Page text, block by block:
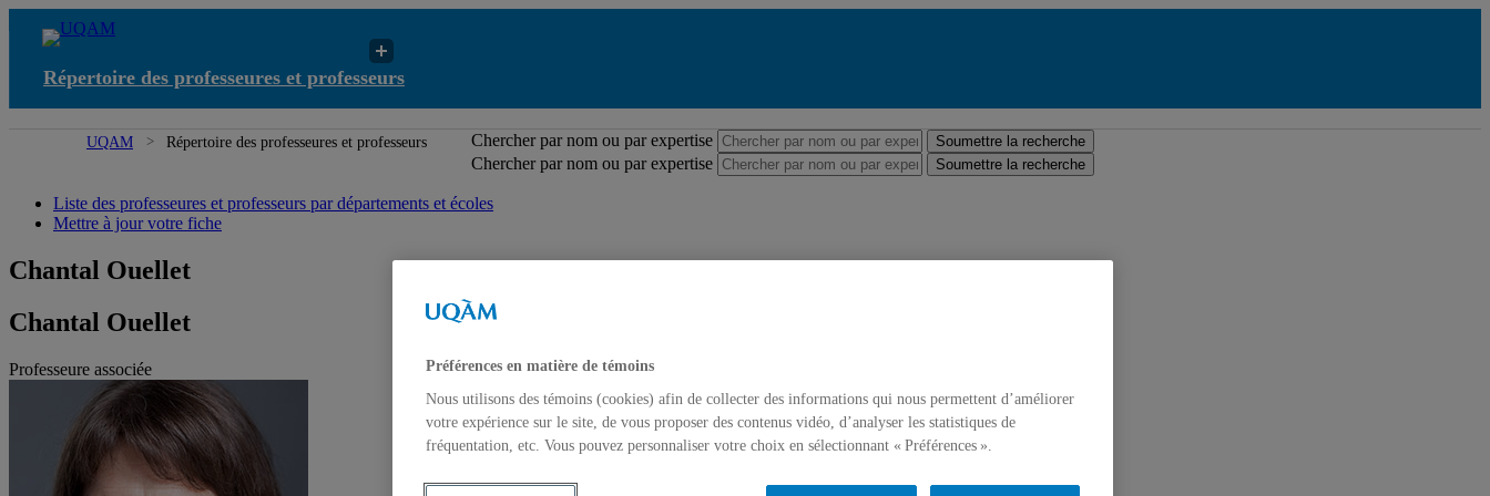
Répertoire des professeures et professeurs
UQAM Répertoire des professeures et professeurs
Chercher par nom ou par expertise
Soumettre la recherche
Chercher par nom ou par expertise Soumettre la recherche
Liste des professeures et professeurs par départements et écoles
Mettre à jour votre fiche
Chantal Ouellet
Chantal Ouellet
Professeure associée
Préférences en matière de témoins
Nous utilisons des témoins (cookies) afin de collecter des informations qui nous permettent d’améliorer
votre expérience sur le site, de vous proposer des contenus vidéo, d’analyser les statistiques de
fréquentation, etc. Vous pouvez personnaliser votre choix en sélectionnant « Préférences ».